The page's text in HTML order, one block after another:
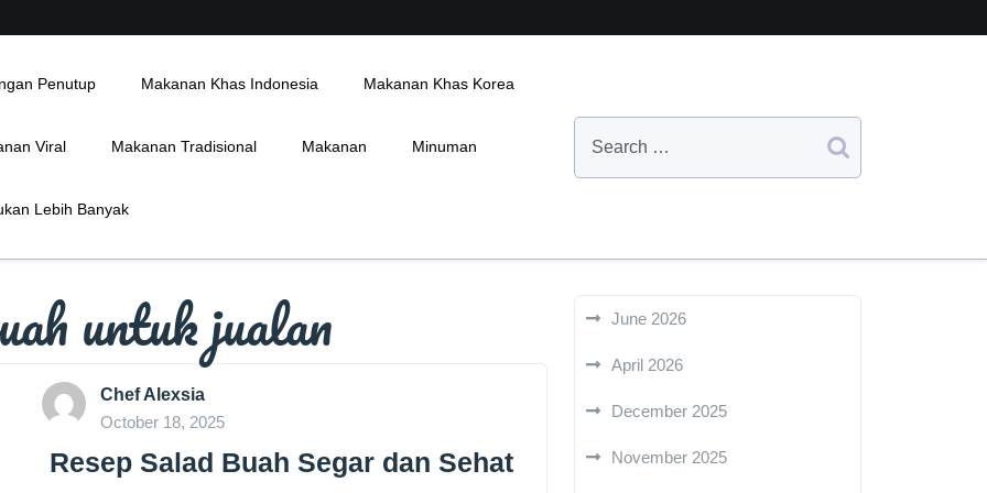
Penutup Makanan Khas Indonesia Makanan Khas Korea
Viral Makanan Tradisional Makanan Minuman
Lebih Banyak
untuk jualan
Chef Alexsia
October 18, 2025
Resep Salad Buah Segar dan Sehat
June 2026
April 2026
December 2025
November 2025